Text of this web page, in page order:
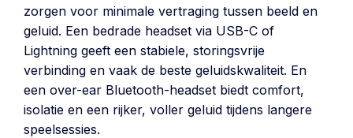
zorgen voor minimale vertraging tussen beeld en
geluid. Een bedrade headset via USB-C of
Lightning geeft een stabiele, storingsvrije
verbinding en vaak de beste geluidskwaliteit. En
een over-ear Bluetooth-headset biedt comfort,
isolatie en een rijker, voller geluid tijdens langere
speelsessies.